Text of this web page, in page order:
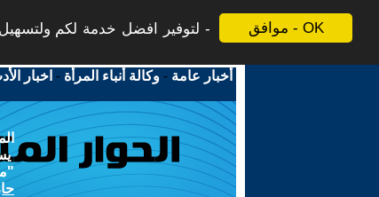
موافق - OK
لتوفير افضل خدمة لكم
أخبار عامة -وكالة أنباء المرأة - اخبار